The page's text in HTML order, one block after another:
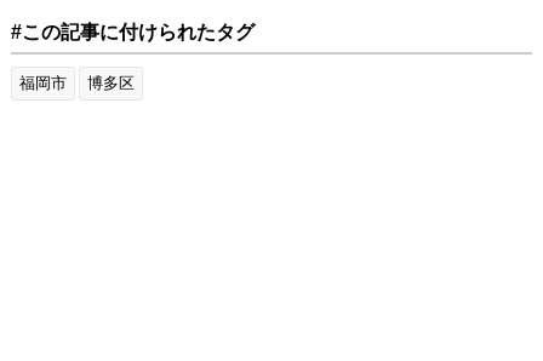
#この記事に付けられたタグ
福岡市 博多区